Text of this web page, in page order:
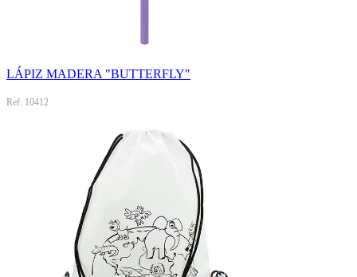
LÁPIZ MADERA "BUTTERFLY"
Ref: 10412